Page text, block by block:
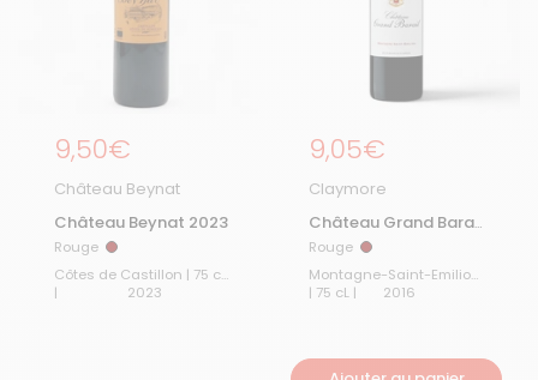
Prix régulier
9,50€
Château Beynat
Château Beynat 2023
Rouge Rouge
Côtes de Castillon | 75 cL
|
2023
Prix régulier
9,05€
Claymore
Château Grand Barail
Montagne Saint
Emilion 2016
Rouge Rouge
Montagne-Saint-Emilion
| 75 cL |
2016